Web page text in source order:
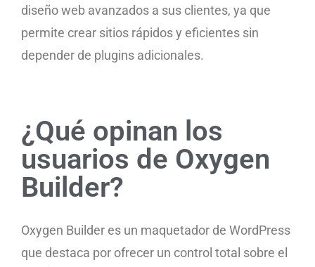
diseño web avanzados a sus clientes, ya que
permite crear sitios rápidos y eficientes sin
depender de plugins adicionales.
¿Qué opinan los
usuarios de Oxygen
Builder?
Oxygen Builder es un maquetador de WordPress
que destaca por ofrecer un control total sobre el